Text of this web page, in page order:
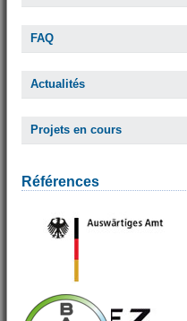
FAQ
Actualités
Projets en cours
Références